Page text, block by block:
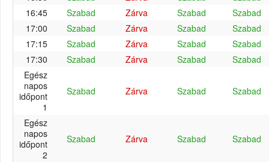
16:45
Szabad Zárva Szabad
Szabad
17:00
Szabad Zárva Szabad
Szabad
17:15
Szabad Zárva Szabad
Szabad
17:30
Szabad Zárva Szabad
Szabad
Egész
napos
időpont
1
Szabad Zárva Szabad Szabad
Egész
napos
időpont
2
Szabad Zárva Szabad Szabad